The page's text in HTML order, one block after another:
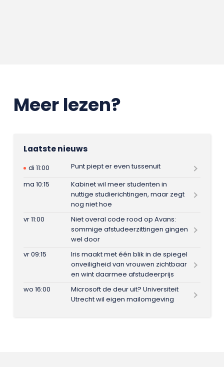
Meer lezen?
Laatste nieuws
di 11:00
Punt piept er even tussenuit
ma 10:15
Kabinet wil meer studenten in
nuttige studierichtingen, maar zegt
nog niet hoe
vr 11:00
Niet overal code rood op Avans:
sommige afstudeerzittingen gingen
wel door
vr 09:15
Iris maakt met één blik in de spiegel
onveiligheid van vrouwen zichtbaar
en wint daarmee afstudeerprijs
wo 16:00
Microsoft de deur uit? Universiteit
Utrecht wil eigen mailomgeving